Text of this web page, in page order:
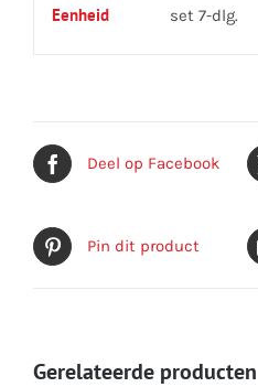
Eenheid set 7-dlg.
Deel op Facebook
Pin dit product
Gerelateerde producten